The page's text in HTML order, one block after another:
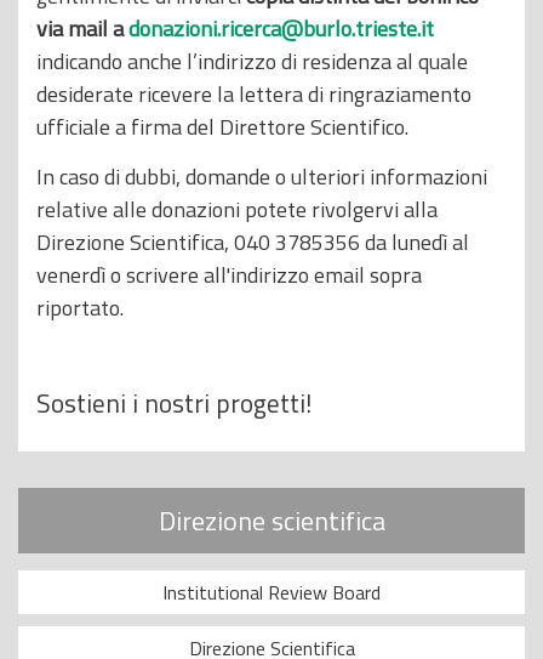
via mail adonazioni.ricerca@burlo.trieste.it
indicando anche l’indirizzo di residenza al quale
desiderate ricevere la lettera di ringraziamento
ufficiale a firma del Direttore Scientifico.
In caso di dubbi, domande o ulteriori informazioni
relative alle donazioni potete rivolgervi alla
Direzione Scientifica, 040 3785356 da lunedì al
venerdì o scrivere all'indirizzo email sopra
riportato.
Sostieni i nostri progetti!
Direzione scientifica
Institutional Review Board
Direzione Scientifica